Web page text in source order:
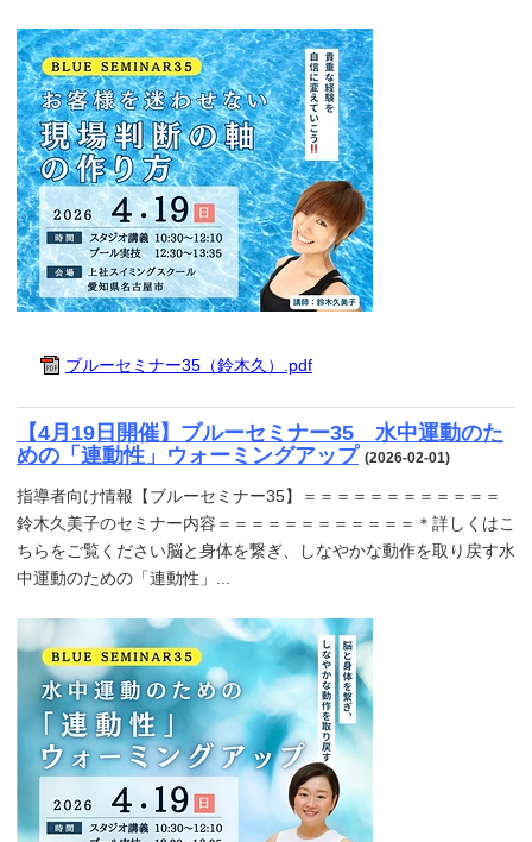
ブルーセミナー35（鈴木久）.pdf
【4月19日開催】ブルーセミナー35 水中運動のた
めの「連動性」ウォーミングアップ (2026-02-01)
指導者向け情報【ブルーセミナー35】＝＝＝＝＝＝＝＝＝＝＝＝
鈴木久美子のセミナー内容＝＝＝＝＝＝＝＝＝＝＝＝＊詳しくはこ
ちらをご覧ください脳と身体を繋ぎ、しなやかな動作を取り戻す水
中運動のための「連動性」...